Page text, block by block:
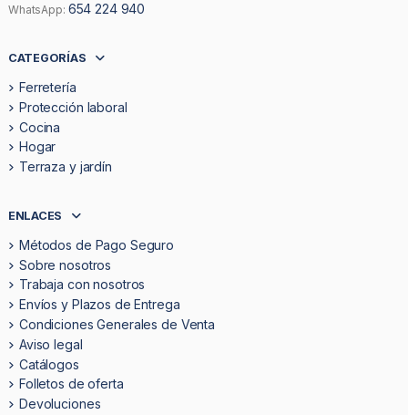
WhatsApp: 654 224 940
CATEGORÍAS
Ferretería
Protección laboral
Cocina
Hogar
Terraza y jardín
ENLACES
Métodos de Pago Seguro
Sobre nosotros
Trabaja con nosotros
Envíos y Plazos de Entrega
Condiciones Generales de Venta
Aviso legal
Catálogos
Folletos de oferta
Devoluciones